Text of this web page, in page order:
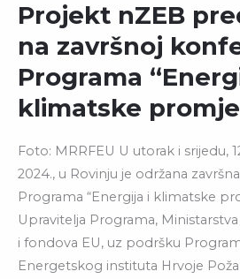
Projekt nZEB
na završnoj
Programa
klimatske
Foto: MRRFEU U utorak i srijedu,
2024., u Rovinju je održana
Programa “Energija i klimatske
Upravitelja Programa,
i fondova EU, uz podršku
Energetskog instituta Hrvoje